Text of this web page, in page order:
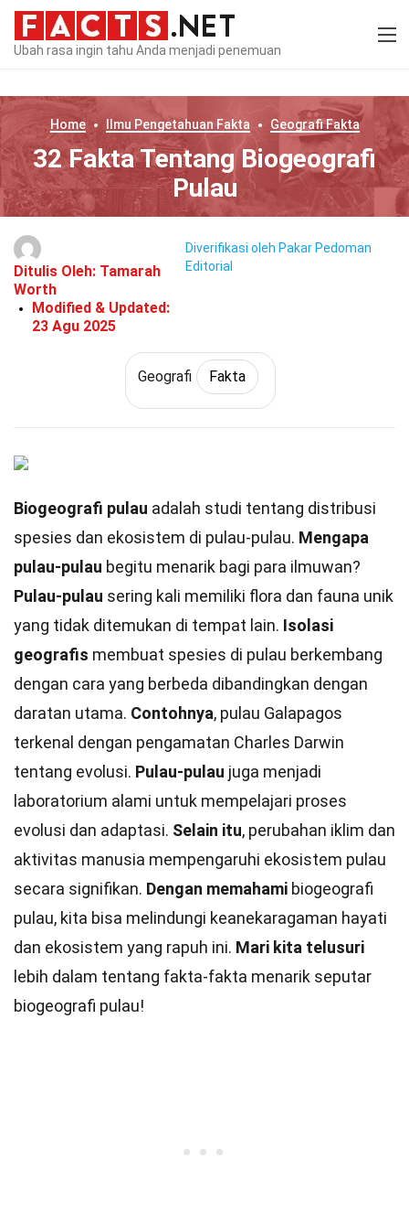
Ubah rasa ingin tahu Anda menjadi penemuan
Home Ilmu Pengetahuan Fakta GeografiFakta
32 Fakta Tentang Biogeografi
Pulau
Ditulis Oleh: Tamarah
Worth
Modified & Updated:
23 Agu 2025
Diverifikasi oleh Pakar Pedoman
Editorial
Geografi Fakta
Biogeografi pulau adalah studi tentang distribusi
spesies dan ekosistem di pulau-pulau. Mengapa
pulau-pulau begitu menarik bagi para ilmuwan?
Pulau-pulau sering kali memiliki flora dan fauna unik
yang tidak ditemukan di tempat lain. Isolasi
geografis membuat spesies di pulau berkembang
dengan cara yang berbeda dibandingkan dengan
daratan utama. Contohnya, pulau Galapagos
terkenal dengan pengamatan Charles Darwin
tentang evolusi. Pulau-pulau juga menjadi
laboratorium alami untuk mempelajari proses
evolusi dan adaptasi. Selain itu, perubahan iklim dan
aktivitas manusia mempengaruhi ekosistem pulau
secara signifikan. Dengan memahami biogeografi
pulau, kita bisa melindungi keanekaragaman hayati
dan ekosistem yang rapuh ini. Mari kita telusuri
lebih dalam tentang fakta-fakta menarik seputar
biogeografi pulau!